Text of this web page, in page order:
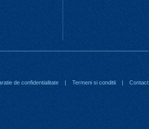
Contact
|
Termeni si conditii
|
de confidentialitate